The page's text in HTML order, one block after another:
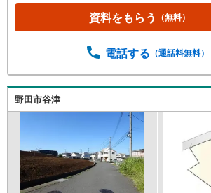
との調整から 審査のポイントまで
お借入れがある方、勤続年数が短い
タッフが、状況に合わせて無理のな
らではの総合サポート・検討段階か
ズ】まだ迷っている段階でも問題あ
介だけでなく、資金計画、間取りの考
点、将来的な売却や住み替えの可能
理しながらご案内します。
資料をもらう （無料）
電話する （通話料無料）
野田市谷津